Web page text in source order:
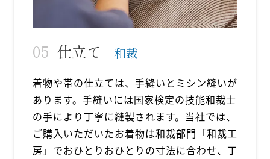
仕立て 和裁
着物や帯の仕立ては、手縫いとミシン縫いが
あります。手縫いには国家検定の技能和裁士
の手により丁寧に縫製されます。当社では、
ご購入いただいたお着物は和裁部門「和裁工
房」でおひとりおひとりの寸法に合わせ、丁